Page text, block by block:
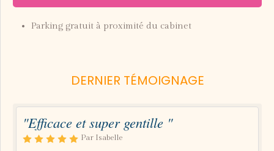
Parking gratuit à proximité du cabinet
DERNIER TÉMOIGNAGE
"Efficace et super gentille "
Par Isabelle